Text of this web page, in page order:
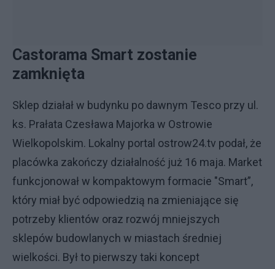
Castorama Smart zostanie
zamknięta
Sklep działał w budynku po dawnym Tesco przy ul.
ks. Prałata Czesława Majorka w Ostrowie
Wielkopolskim. Lokalny portal ostrow24.tv podał, że
placówka zakończy działalność już 16 maja. Market
funkcjonował w kompaktowym formacie "Smart”,
który miał być odpowiedzią na zmieniające się
potrzeby klientów oraz rozwój mniejszych
sklepów budowlanych w miastach średniej
wielkości. Był to pierwszy taki koncept